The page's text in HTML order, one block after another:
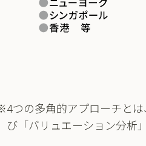
つの多角的アプローチとは
び「バリュエーション分析